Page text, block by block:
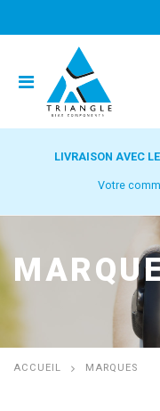
LIVRAISON AVEC
Votre
ACCUEIL MARQUES